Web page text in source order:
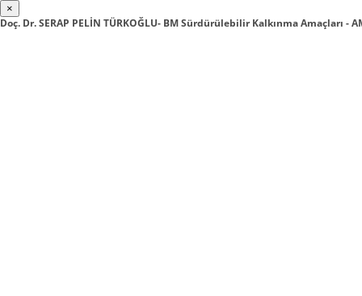
×
Doç. Dr. SERAP PELİN TÜRKOĞLU- BM Sürdürülebilir Kalkınma Amaçları -